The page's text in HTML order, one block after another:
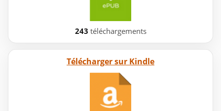
243 téléchargements
Télécharger sur Kindle